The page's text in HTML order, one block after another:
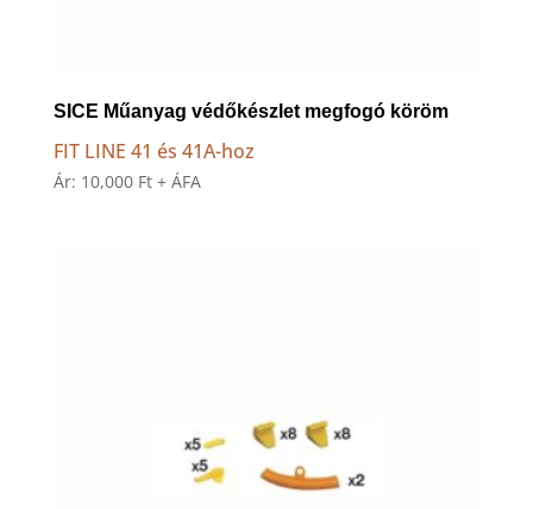
SICE Műanyag védőkészlet megfogó köröm
FIT LINE 41 és 41A-hoz
Ár: 10,000 Ft + ÁFA